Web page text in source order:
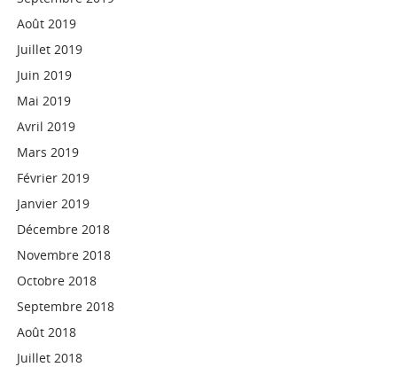
Août 2019
Juillet 2019
Juin 2019
Mai 2019
Avril 2019
Mars 2019
Février 2019
Janvier 2019
Décembre 2018
Novembre 2018
Octobre 2018
Septembre 2018
Août 2018
Juillet 2018